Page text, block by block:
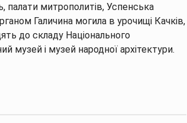
палати митрополитів, Успенська
Галичина могила в урочищі Качків,
до складу Національного
музей і музей народної архітектури.